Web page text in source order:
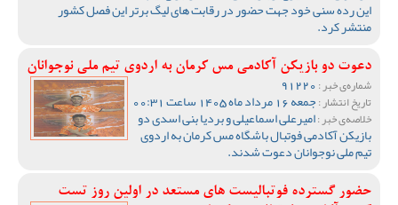
این رده سنی خود جهت حضور در رقابت های لیگ برتر این فصل کشور
منتشر کرد.
دعوت دو بازیکن آکادمی مس کرمان به اردوی تیم ملی نوجوانان
شماره‌ی خبر :
تاریخ انتشار :جمعه 16 مرداد ماه 1405 ساعت 00:31
خلاصه‌ی خبر :امیرعلی اسماعیلی و بردیا بنی اسدی دو
بازیکن آکادمی فوتبال باشگاه مس کرمان به اردوی
تیم ملی نوجوانان دعوت شدند.
حضور گسترده فوتبالیست های مستعد در اولین روز تست